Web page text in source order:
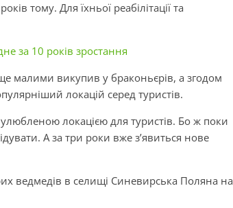
тому. Для їхньої реабілітації та
за 10 років зростання
малими викупив у браконьєрів, а згодом
локацій серед туристів.
локацією для туристів. Бо ж поки
А за три роки вже з’явиться нове
ведмедів в селищі Синевирська Поляна на